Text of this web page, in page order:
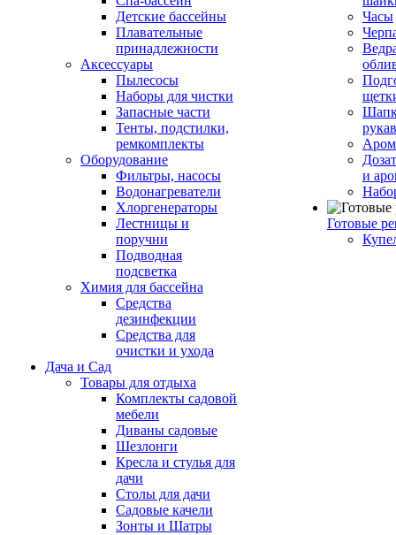
Детские бассейны
Плавательные
принадлежности
Аксессуары
Пылесосы
Наборы для чистки
Запасные части
Тенты, подстилки,
ремкомплекты
Оборудование
Фильтры, насосы
Водонагреватели
Хлоргенераторы
Лестницы и
поручни
Подводная
подсветка
Химия для бассейна
Средства
дезинфекции
Средства для
очистки и ухода
Дача и Сад
Товары для отдыха
Комплекты садовой
мебели
Диваны садовые
Шезлонги
Кресла и стулья для
дачи
Столы для дачи
Садовые качели
Зонты и Шатры
Часы
и
Готовые